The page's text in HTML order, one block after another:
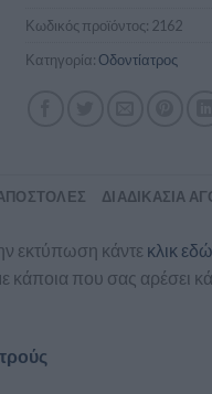
Κωδικός προϊόντος: 2162
Κατηγορία: Οδοντίατρος
ΔΙΑΔΙΚΑΣΊΑ
εκτύπωση κάντε κλικ εδώ
που σας αρέσει